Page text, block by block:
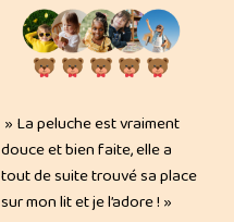
» La peluche est vraiment
douce et bien faite, elle a
tout de suite trouvé sa place
sur mon lit et je l’adore ! »